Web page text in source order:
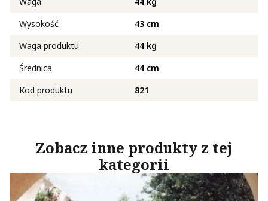
Wysokość
43 cm
Waga produktu
44 kg
Średnica
44 cm
Kod produktu
821
Zobacz inne produkty z tej
kategorii